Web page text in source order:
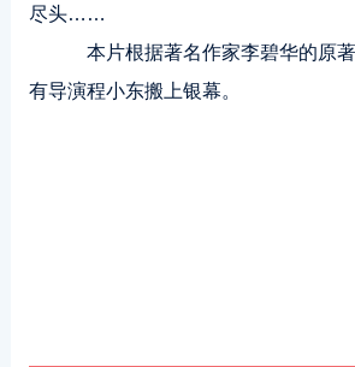
尽头……
本片根据著名作家李碧华的原著
有导演程小东搬上银幕。